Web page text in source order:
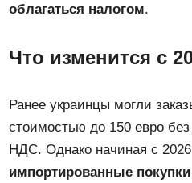
облагаться налогом.
Что изменится с
Ранее украинцы могли
стоимостью до 150 евро
НДС. Однако начиная с 2026
импортированные